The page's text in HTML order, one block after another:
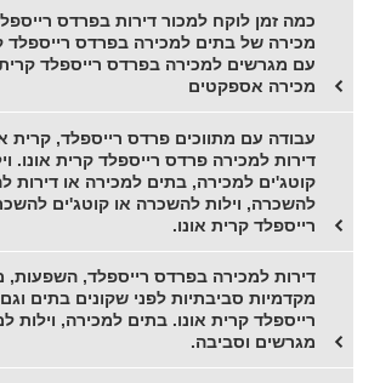
כמה זמן לוקח למכור דירות בפרדס
מכירה של בתים למכירה בפרדס רייספלד
עם מגרשים למכירה בפרדס רייספלד קרית
מכירה אספקטים
דירות למכירה פרדס רייספלד קרית אונו.
קוטג'ים למכירה, בתים למכירה או דירות
להשכרה, וילות להשכרה או קוטג'ים
רייספלד קרית אונו.
דירות למכירה בפרדס רייספלד, השפעות,
מקדמיות סביבתיות לפני שקונים בתים
רייספלד קרית אונו. בתים למכירה, וילות
מגרשים וסביבה.